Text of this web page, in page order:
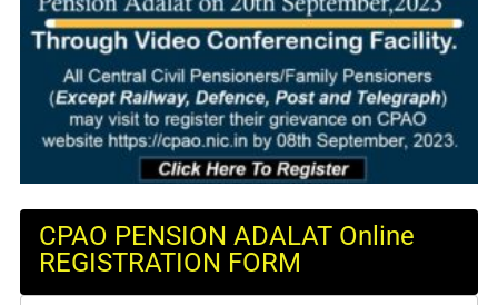
CPAO PENSION ADALAT Online
REGISTRATION FORM